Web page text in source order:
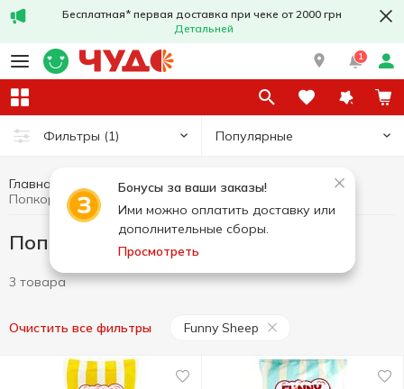
Бесплатная* первая доставка при чеке от 2000 грн
Детальней
1
Фильтры (1) Популярные
Бонусы за ваши заказы!
Ими можно оплатить доставку или
дополнительные сборы.
Просмотреть
Главная Чипсы и снеки
Попкорн
Попкорн Funny Sheep
Попкорн Funny Sheep
3 товара
Очистить все фильтры Funny Sheep